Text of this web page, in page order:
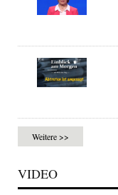
Weitere >>
VIDEO